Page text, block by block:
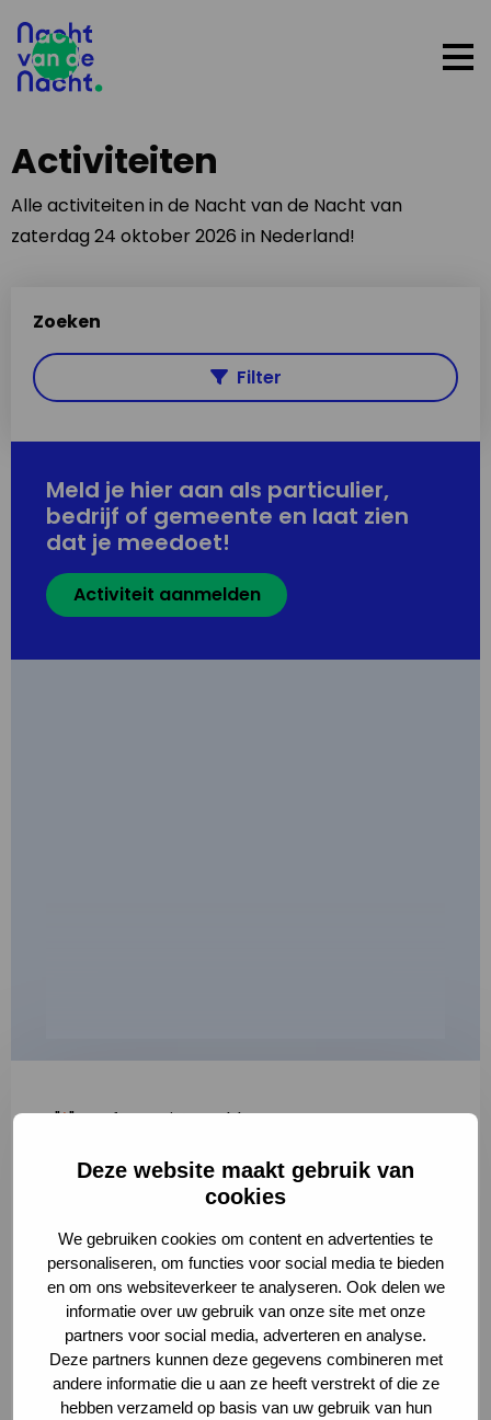
Deze website maakt gebruik van
cookies
We gebruiken cookies om content en advertenties te
personaliseren, om functies voor social media te bieden
en om ons websiteverkeer te analyseren. Ook delen we
informatie over uw gebruik van onze site met onze
partners voor social media, adverteren en analyse.
Deze partners kunnen deze gegevens combineren met
andere informatie die u aan ze heeft verstrekt of die ze
hebben verzameld op basis van uw gebruik van hun
Activiteiten
Alle activiteiten in de Nacht van de Nacht van
zaterdag 24 oktober 2026 in Nederland!
Zoeken
Filter
Meld je hier aan als particulier,
bedrijf of gemeente en laat zien
dat je meedoet!
Activiteit aanmelden
"*" geeft vereiste velden aan
2
Volledige omschrijving*